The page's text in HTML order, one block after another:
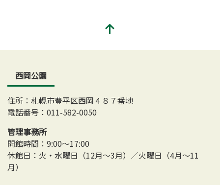
西岡公園
住所：札幌市豊平区西岡４８７番地
電話番号：011-582-0050
管理事務所
開館時間：9:00～17:00
休館日：火・水曜日（12月～3月）／火曜日（4月～11
月）